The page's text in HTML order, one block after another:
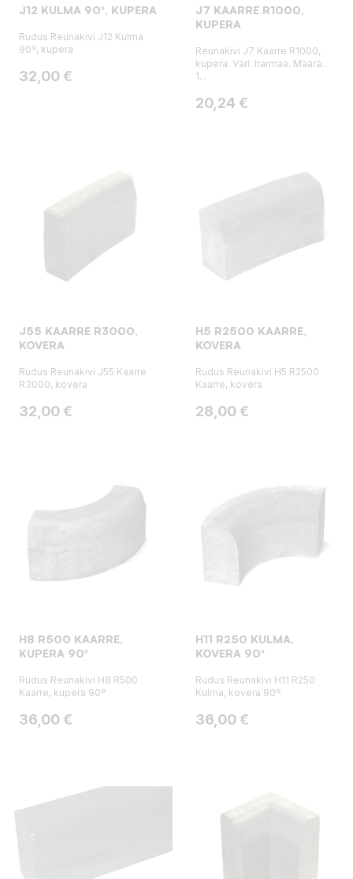
J12 KULMA 90º, KUPERA
Rudus Reunakivi J12 Kulma
90º, kupera
Hinta
32,00 €
J7 KAARRE R1000,
KUPERA
Reunakivi J7 Kaarre R1000,
kupera. Väri: harmaa. Määrä:
1...
Hinta
20,24 €
J55 KAARRE R3000,
KOVERA
Rudus Reunakivi J55 Kaarre
R3000, kovera
Hinta
32,00 €
H5 R2500 KAARRE,
KOVERA
Rudus Reunakivi H5 R2500
Kaarre, kovera
Hinta
28,00 €
H8 R500 KAARRE,
KUPERA 90º
Rudus Reunakivi H8 R500
Kaarre, kupera 90º
Hinta
36,00 €
H11 R250 KULMA,
KOVERA 90º
Rudus Reunakivi H11 R250
Kulma, kovera 90º
Hinta
36,00 €